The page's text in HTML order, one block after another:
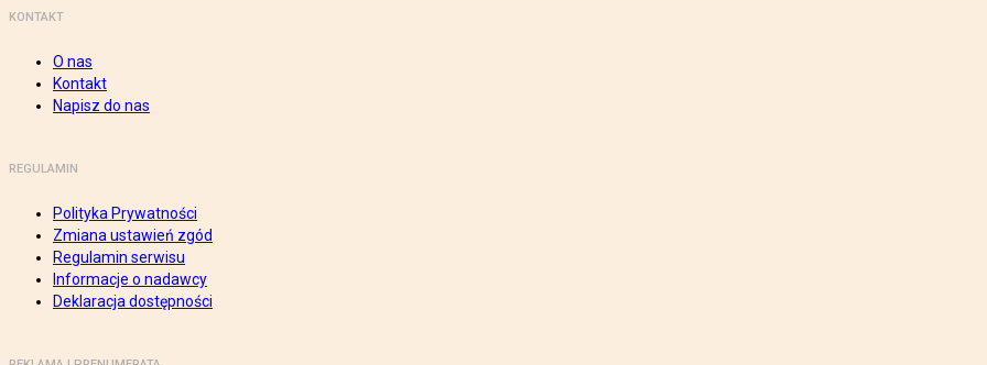
KONTAKT
O nas
Kontakt
Napisz do nas
REGULAMIN
Polityka Prywatności
Zmiana ustawień zgód
Regulamin serwisu
Informacje o nadawcy
Deklaracja dostępności